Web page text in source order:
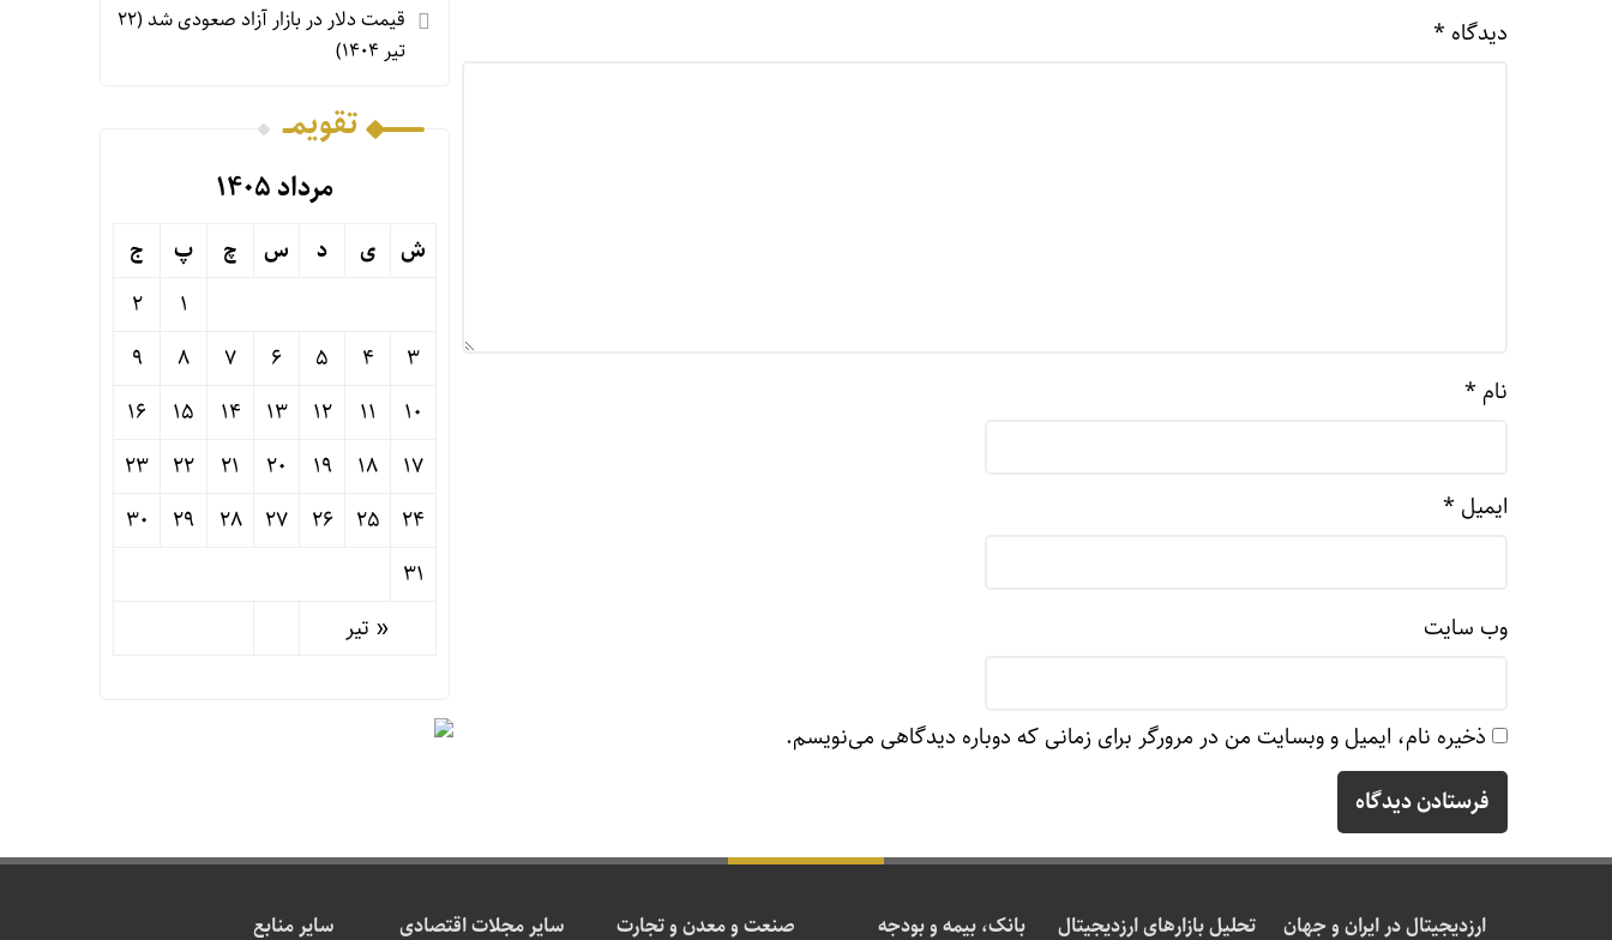
دیدگاه *
نام *
ایمیل *
وب‌ سایت
ذخیره نام، ایمیل و وبسایت من در مرورگر برای زمانی که دوباره دیدگاهی می‌نویسم.
قیمت دلار در بازار آزاد صعودی شد (۲۲
تیر ۱۴۰۴)
تقویمــ
مرداد ۱۴۰۵
ش ی د س چ پ ج
« تیر
1
2
3
4
5
6
7
8
9
10
11
12
13
14
15
16
17
18
19
20
21
22
23
24
25
26
27
28
29
30
31
ارزدیجیتال در ایران و جهان تحلیل بازارهای ارزدیجیتال بانک، بیمه و بودجه صنعت و معدن و تجارت سایر مجلات اقتصادی سایر منابع